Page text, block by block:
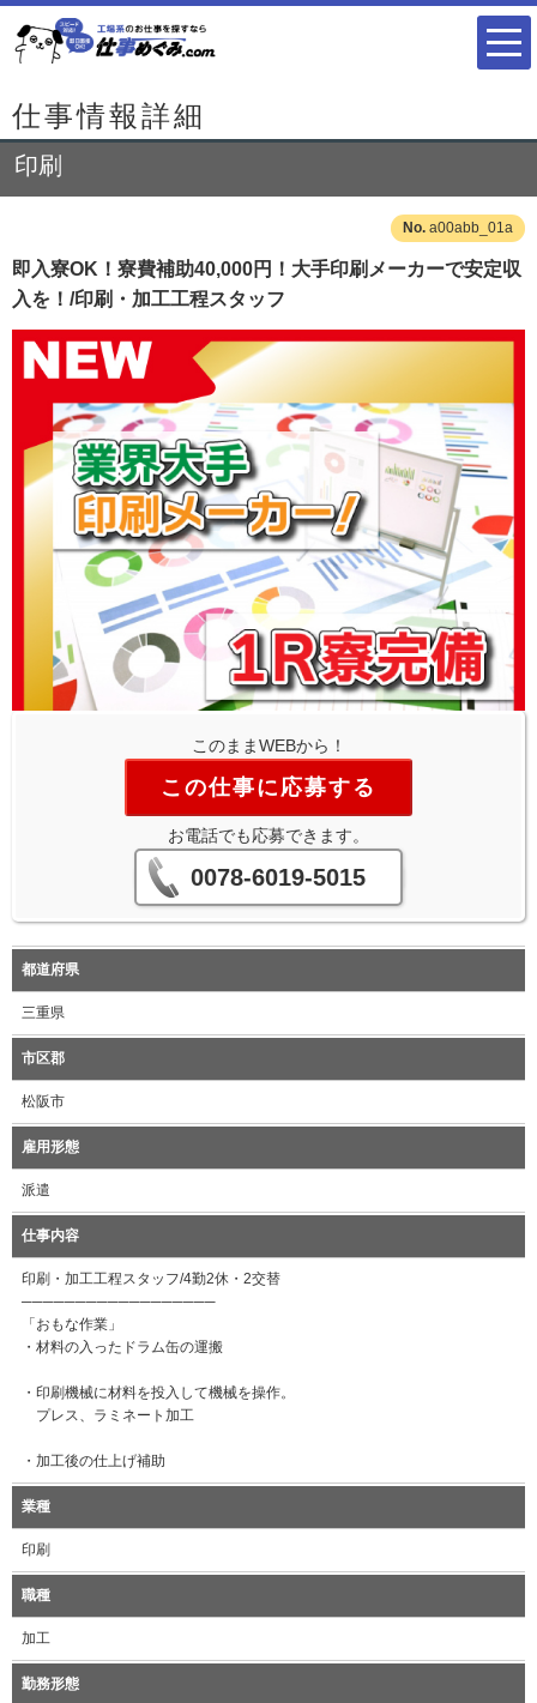
仕事情報詳細
印刷
a00abb_01a
即入寮OK！寮費補助40,000円！大手印刷メーカーで安定収
入を！/印刷・加工工程スタッフ
このままWEBから！
この仕事に応募する
お電話でも応募できます。
0078-6019-5015
都道府県
三重県
市区郡
松阪市
雇用形態
派遣
仕事内容
印刷・加工工程スタッフ/4勤2休・2交替
──────────────────
「おもな作業」
・材料の入ったドラム缶の運搬
・印刷機械に材料を投入して機械を操作。
プレス、ラミネート加工
・加工後の仕上げ補助
業種
印刷
職種
加工
勤務形態